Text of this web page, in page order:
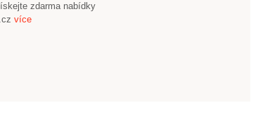
zdarma nabídky
více